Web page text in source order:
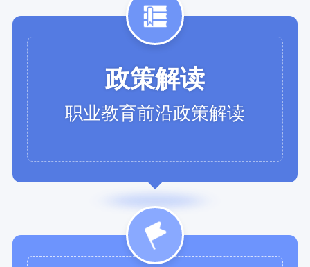
政策解读
职业教育前沿政策解读